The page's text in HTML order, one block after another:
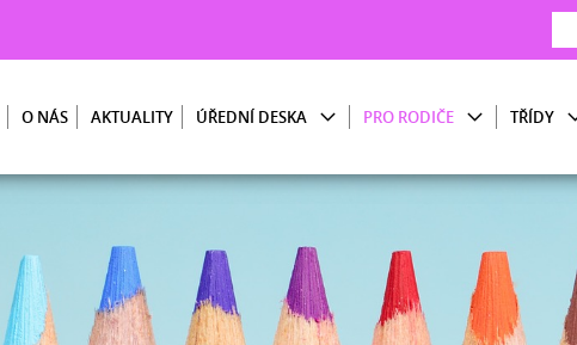
O NÁS AKTUALITY ÚŘEDNÍ DESKA PRO RODIČE TŘÍDY